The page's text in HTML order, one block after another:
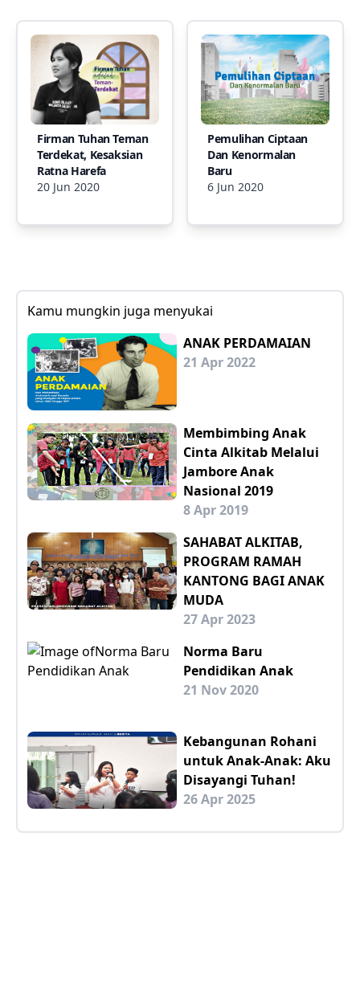
Firman Tuhan Teman
Terdekat, Kesaksian
Ratna Harefa
20 Jun 2020
Pemulihan Ciptaan
Dan Kenormalan
Baru
6 Jun 2020
Kamu mungkin juga menyukai
ANAK PERDAMAIAN
21 Apr 2022
Membimbing Anak
Cinta Alkitab Melalui
Jambore Anak
Nasional 2019
8 Apr 2019
SAHABAT ALKITAB,
PROGRAM RAMAH
KANTONG BAGI ANAK
MUDA
27 Apr 2023
Norma Baru
Pendidikan Anak
21 Nov 2020
Kebangunan Rohani
untuk Anak-Anak: Aku
Disayangi Tuhan!
26 Apr 2025